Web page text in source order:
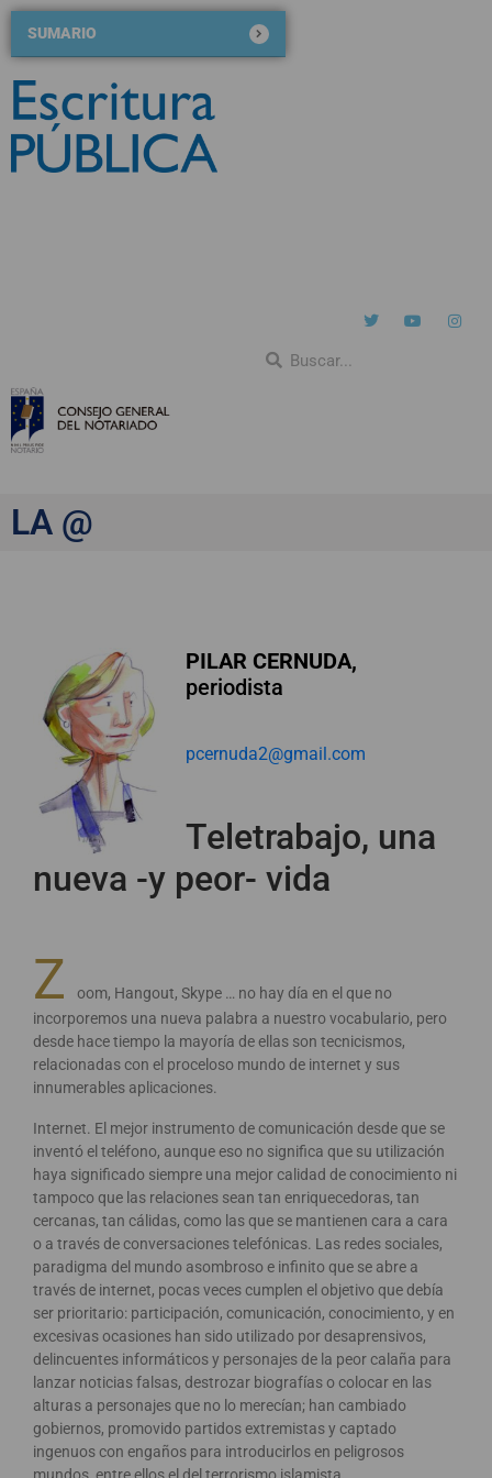
SUMARIO
LA @
PILAR CERNUDA,
periodista
pcernuda2@gmail.com
Teletrabajo, una
nueva -y peor- vida
Z
oom, Hangout, Skype … no hay día en el que no
incorporemos una nueva palabra a nuestro vocabulario, pero
desde hace tiempo la mayoría de ellas son tecnicismos,
relacionadas con el proceloso mundo de internet y sus
innumerables aplicaciones.
Internet. El mejor instrumento de comunicación desde que se
inventó el teléfono, aunque eso no significa que su utilización
haya significado siempre una mejor calidad de conocimiento ni
tampoco que las relaciones sean tan enriquecedoras, tan
cercanas, tan cálidas, como las que se mantienen cara a cara
o a través de conversaciones telefónicas. Las redes sociales,
paradigma del mundo asombroso e infinito que se abre a
través de internet, pocas veces cumplen el objetivo que debía
ser prioritario: participación, comunicación, conocimiento, y en
excesivas ocasiones han sido utilizado por desaprensivos,
delincuentes informáticos y personajes de la peor calaña para
lanzar noticias falsas, destrozar biografías o colocar en las
alturas a personajes que no lo merecían; han cambiado
gobiernos, promovido partidos extremistas y captado
ingenuos con engaños para introducirlos en peligrosos
mundos, entre ellos el del terrorismo islamista.